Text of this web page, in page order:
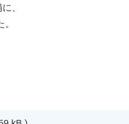
、